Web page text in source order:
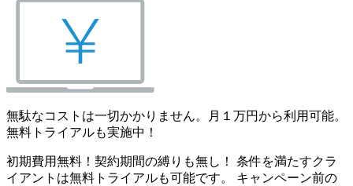
無駄なコストは一切かかりません。月１万円から利用可能。
無料トライアルも実施中！
初期費用無料！契約期間の縛りも無し！ 条件を満たすクラ
イアントは無料トライアルも可能です。 キャンペーン前の